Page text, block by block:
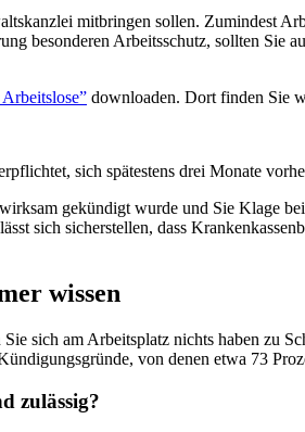
mitbringen sollen. Zumindest
besonderen Arbeitsschutz, sollten Sie
downloaden. Dort finden Sie
sich spätestens drei Monate
gekündigt wurde und Sie Klage
sich sicherstellen, dass
wissen
sich am Arbeitsplatz nichts haben zu
von denen etwa 73
zulässig?